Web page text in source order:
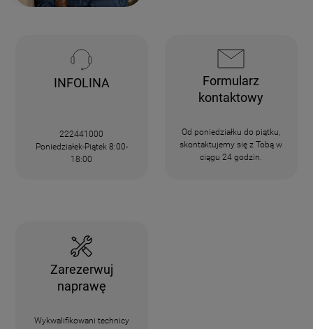
INFOLINA
222441000
Poniedziałek-Piątek 8:00-
18:00
Formularz
kontaktowy
Od poniedziałku do piątku,
skontaktujemy się z Tobą w
ciągu 24 godzin.
Zarezerwuj
naprawę
Wykwalifikowani technicy